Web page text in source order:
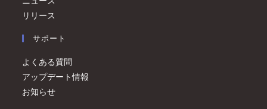
リリース
サポート
よくある質問
アップデート情報
お知らせ